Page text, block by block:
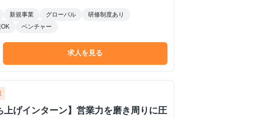
新規事業 グローバル
研修制度あり
ベンチャー
求人を見る
上げインターン】営業力を磨き周りに圧